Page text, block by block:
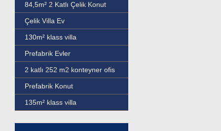
84,5m² 2 Katlı Çelik Konut
Çelik Villa Ev
130m² klass villa
Prefabrik Evler
2 katlı 252 m2 konteyner ofis
Prefabrik Konut
135m² klass villa